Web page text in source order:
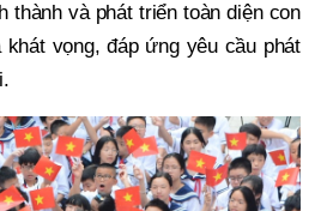
thành và phát triển toàn diện con
vọng, đáp ứng yêu cầu phát